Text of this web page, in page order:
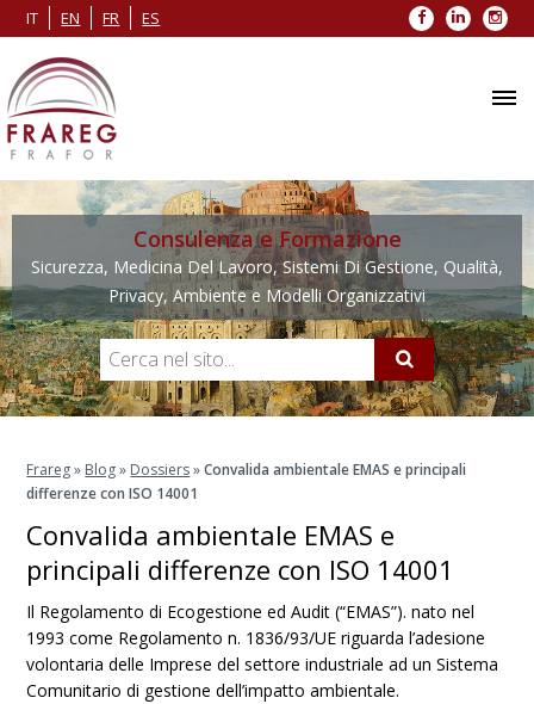
IT EN FR ES Facebook
LinkedIn
Consulenza e Formazione
Sicurezza, Medicina Del Lavoro, Sistemi Di Gestione, Qualità,
Privacy, Ambiente e Modelli Organizzativi
Frareg» Blog» Dossiers»Convalida ambientale EMAS e principali
differenze con ISO 14001
Convalida ambientale EMAS e
principali differenze con ISO 14001
Il Regolamento di Ecogestione ed Audit (“EMAS”). nato nel
1993 come Regolamento n. 1836/93/UE riguarda l’adesione
volontaria delle Imprese del settore industriale ad un Sistema
Comunitario di gestione dell’impatto ambientale.